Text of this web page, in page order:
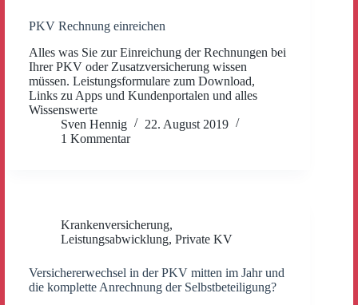
PKV Rechnung einreichen
Alles was Sie zur Einreichung der Rechnungen bei
Ihrer PKV oder Zusatzversicherung wissen
müssen. Leistungsformulare zum Download,
Links zu Apps und Kundenportalen und alles
Wissenswerte
Sven Hennig
22. August 2019
1 Kommentar
Krankenversicherung,
Leistungsabwicklung, Private KV
Versichererwechsel in der PKV mitten im Jahr und
die komplette Anrechnung der Selbstbeteiligung?